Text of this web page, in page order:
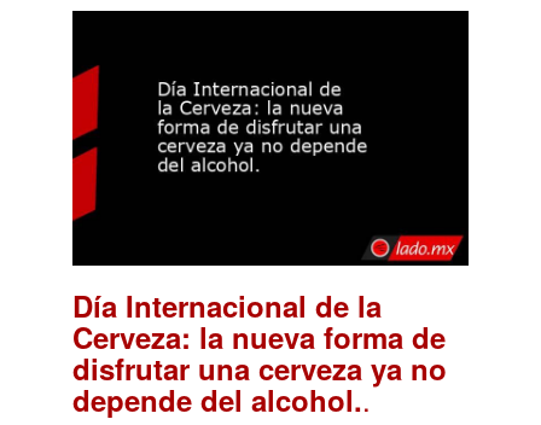
Día Internacional de la
Cerveza: la nueva forma de
disfrutar una cerveza ya no
depende del alcohol..